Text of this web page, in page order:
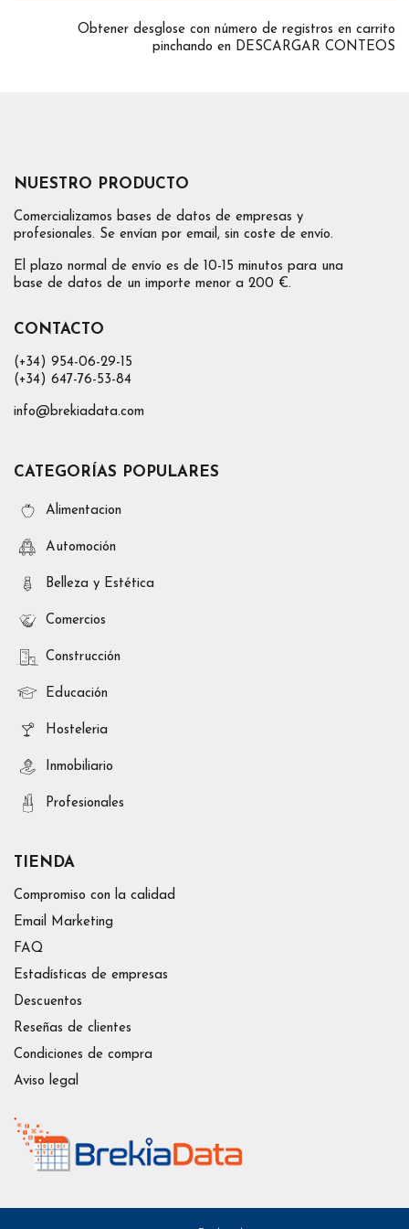
Obtener desglose con número de registros en carrito
pinchando en DESCARGAR CONTEOS
NUESTRO PRODUCTO
Comercializamos bases de datos de empresas y
profesionales. Se envían por email, sin coste de envío.
El plazo normal de envío es de 10-15 minutos para una
base de datos de un importe menor a 200 €.
CONTACTO
(+34) 954-06-29-15
(+34) 647-76-53-84
info@brekiadata.com
CATEGORÍAS POPULARES
Alimentacion
Automoción
Belleza y Estética
Comercios
Construcción
Educación
Hosteleria
Inmobiliario
Profesionales
TIENDA
Compromiso con la calidad
Email Marketing
FAQ
Estadísticas de empresas
Descuentos
Reseñas de clientes
Condiciones de compra
Aviso legal